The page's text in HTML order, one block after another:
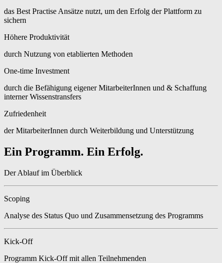
das Best Practise Ansätze nutzt, um den Erfolg der Plattform zu
sichern
Höhere Produktivität
durch Nutzung von etablierten Methoden
One-time Investment
durch die Befähigung eigener MitarbeiterInnen und & Schaffung
interner Wissenstransfers
Zufriedenheit
der MitarbeiterInnen durch Weiterbildung und Unterstützung
Ein Programm. Ein Erfolg.
Der Ablauf im Überblick
Scoping
Analyse des Status Quo und Zusammensetzung des Programms
Kick-Off
Programm Kick-Off mit allen Teilnehmenden